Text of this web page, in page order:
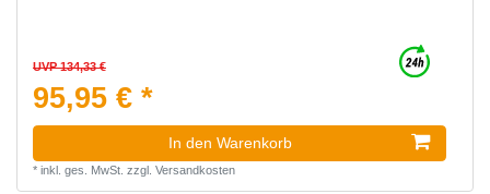
UVP 134,33 €
95,95 € *
In den Warenkorb
* inkl. ges. MwSt. zzgl. Versandkosten